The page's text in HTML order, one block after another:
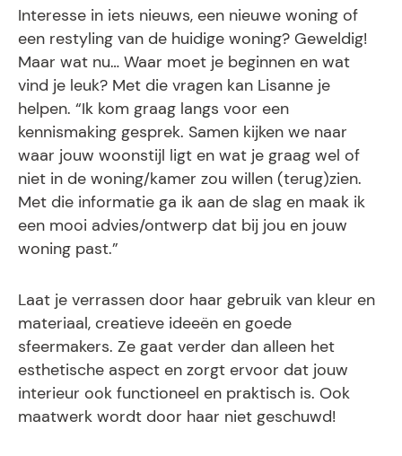
Interesse in iets nieuws, een nieuwe woning of
een restyling van de huidige woning? Geweldig!
Maar wat nu… Waar moet je beginnen en wat
vind je leuk? Met die vragen kan Lisanne je
helpen. “Ik kom graag langs voor een
kennismaking gesprek. Samen kijken we naar
waar jouw woonstijl ligt en wat je graag wel of
niet in de woning/kamer zou willen (terug)zien.
Met die informatie ga ik aan de slag en maak ik
een mooi advies/ontwerp dat bij jou en jouw
woning past.”
Laat je verrassen door haar gebruik van kleur en
materiaal, creatieve ideeën en goede
sfeermakers. Ze gaat verder dan alleen het
esthetische aspect en zorgt ervoor dat jouw
interieur ook functioneel en praktisch is. Ook
maatwerk wordt door haar niet geschuwd!